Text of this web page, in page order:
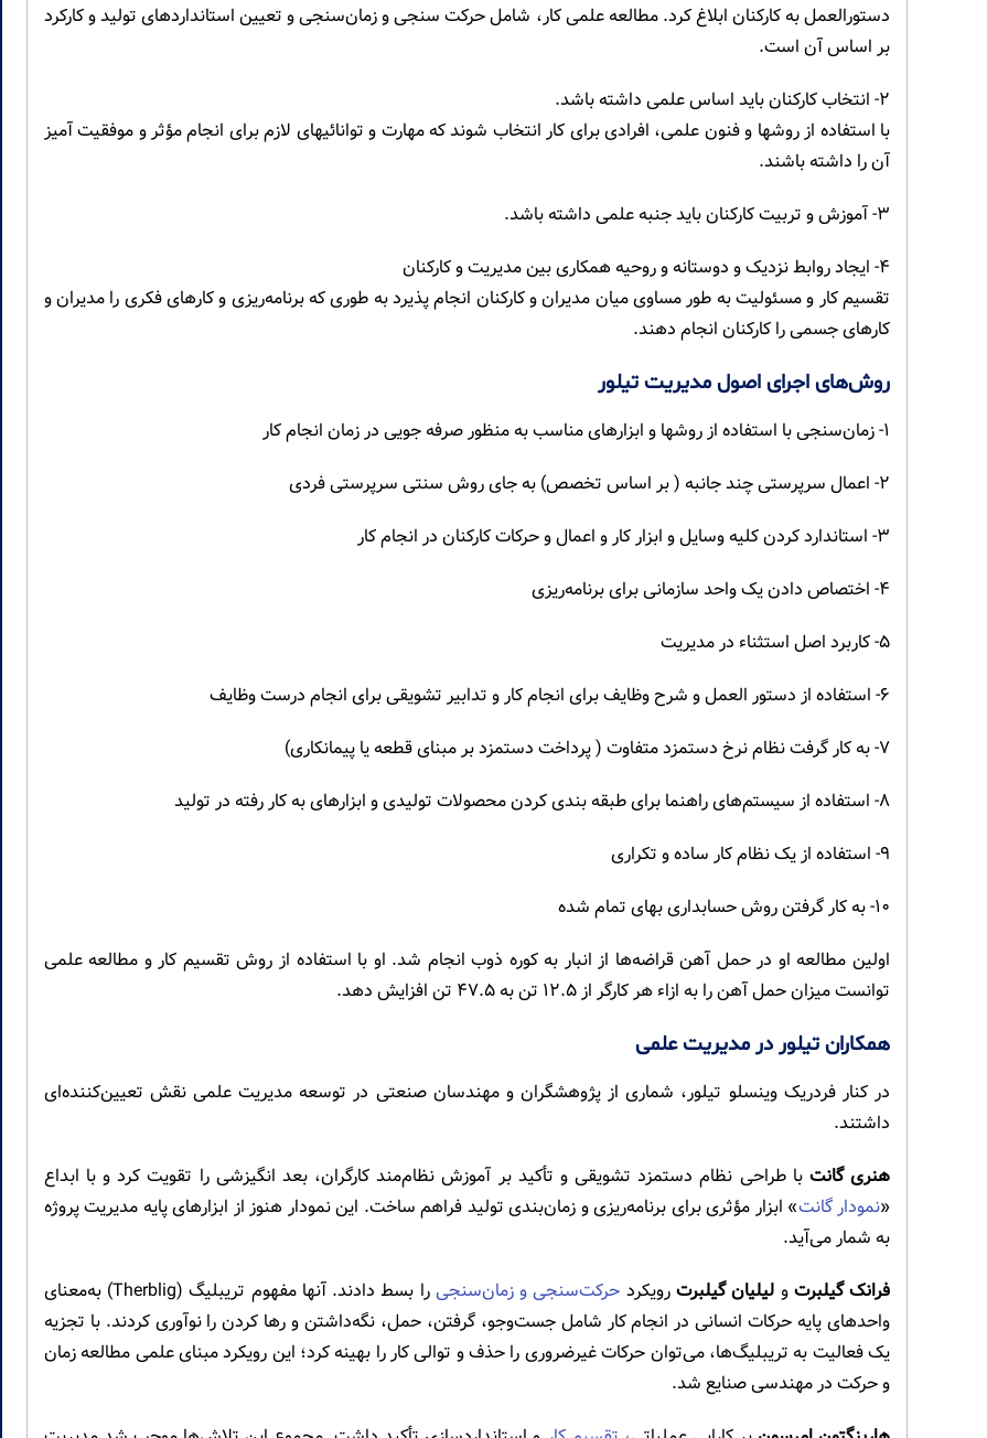
دستورالعمل به کارکنان ابلاغ کرد. مطالعه علمی کار، شامل حرکت سنجی و زمان‌سنجی و تعیین استانداردهای تولید و کارکرد
بر اساس آن است.
۲- انتخاب کارکنان باید اساس علمی داشته باشد.
با استفاده از روشها و فنون علمی، افرادی برای کار انتخاب شوند که مهارت و توانائیهای لازم برای انجام مؤثر و موفقیت آمیز
آن را داشته باشند.
۳- آموزش و تربیت کارکنان باید جنبه علمی داشته باشد.
۴- ایجاد روابط نزدیک و دوستانه و روحیه همکاری بین مدیریت و کارکنان
تقسیم کار و مسئولیت به طور مساوی میان مدیران و کارکنان انجام پذیرد به طوری که برنامه‌ریزی و کارهای فکری را مدیران و
کارهای جسمی را کارکنان انجام دهند.
روش‌های اجرای اصول مدیریت تیلور
۱- زمان‌سنجی با استفاده از روشها و ابزارهای مناسب به منظور صرفه جویی در زمان انجام کار
۲- اعمال سرپرستی چند جانبه ( بر اساس تخصص) به جای روش سنتی سرپرستی فردی
۳- استاندارد کردن کلیه وسایل و ابزار کار و اعمال و حرکات کارکنان در انجام کار
۴- اختصاص دادن یک واحد سازمانی برای برنامه‌ریزی
۵- کاربرد اصل استثناء در مدیریت
۶- استفاده از دستور العمل و شرح وظایف برای انجام کار و تدابیر تشویقی برای انجام درست وظایف
۷- به کار گرفت نظام نرخ دستمزد متفاوت ( پرداخت دستمزد بر مبنای قطعه یا پیمانکاری)
۸- استفاده از سیستم‌های راهنما برای طبقه بندی کردن محصولات تولیدی و ابزارهای به کار رفته در تولید
۹- استفاده از یک نظام کار ساده و تکراری
۱۰- به کار گرفتن روش حسابداری بهای تمام شده
اولین مطالعه او در حمل آهن قراضه‌ها از انبار به کوره ذوب انجام شد. او با استفاده از روش تقسیم کار و مطالعه علمی
توانست میزان حمل آهن را به ازاء هر کارگر از ۱۲.۵ تن به ۴۷.۵ تن افزایش دهد.
همکاران تیلور در مدیریت علمی
در کنار فردریک وینسلو تیلور، شماری از پژوهشگران و مهندسان صنعتی در توسعه مدیریت علمی نقش تعیین‌کننده‌ای
داشتند.
هنری گانت با طراحی نظام دستمزد تشویقی و تأکید بر آموزش نظام‌مند کارگران، بعد انگیزشی را تقویت کرد و با ابداع
«نمودار گانت» ابزار مؤثری برای برنامه‌ریزی و زمان‌بندی تولید فراهم ساخت. این نمودار هنوز از ابزارهای پایه مدیریت پروژه
به شمار می‌آید.
فرانک گیلبرت و لیلیان گیلبرت رویکرد حرکت‌سنجی و زمان‌سنجی
را بسط دادند. آنها مفهوم تریبلیگ (Therblig) به‌معنای
واحدهای پایه حرکات انسانی در انجام کار شامل جست‌وجو، گرفتن، حمل، نگه‌داشتن و رها کردن را نوآوری کردند. با تجزیه
یک فعالیت به تریبلیگ‌ها، می‌توان حرکات غیرضروری را حذف و توالی کار را بهینه کرد؛ این رویکرد مبنای علمی مطالعه زمان
و حرکت در مهندسی صنایع شد.